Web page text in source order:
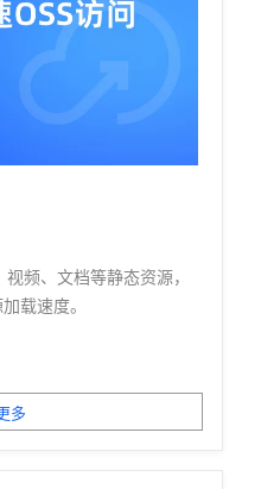
频、文档等静态资源，
载速度。
多